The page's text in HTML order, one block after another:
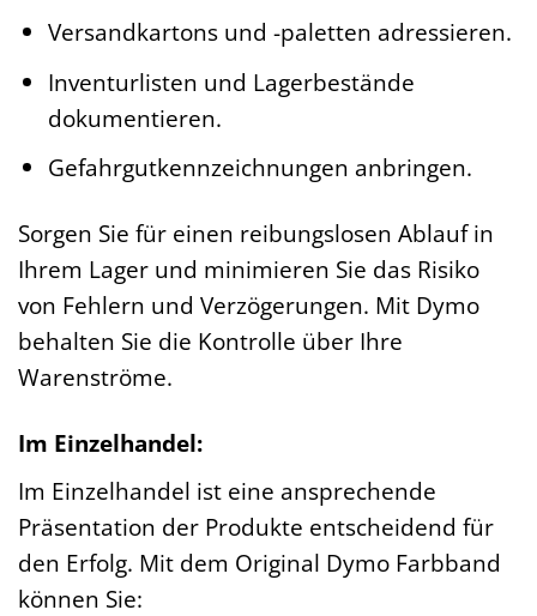
Versandkartons und -paletten adressieren.
Inventurlisten und Lagerbestände
dokumentieren.
Gefahrgutkennzeichnungen anbringen.
Sorgen Sie für einen reibungslosen Ablauf in
Ihrem Lager und minimieren Sie das Risiko
von Fehlern und Verzögerungen. Mit Dymo
behalten Sie die Kontrolle über Ihre
Warenströme.
Im Einzelhandel:
Im Einzelhandel ist eine ansprechende
Präsentation der Produkte entscheidend für
den Erfolg. Mit dem Original Dymo Farbband
können Sie: